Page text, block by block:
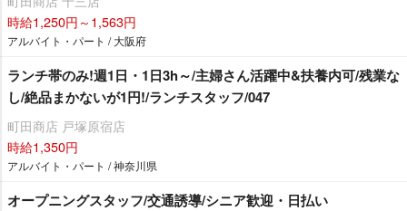
時給1,250円～1,563円
アルバイト・パート / 大阪府
ランチ帯のみ!週1日・1日3h～/主婦さん活躍中&扶養内可/残業な
し/絶品まかないが1円!/ランチスタッフ/047
町田商店 戸塚原宿店
時給1,350円
アルバイト・パート / 神奈川県
オープニングスタッフ/交通誘導/シニア歓迎・日払い